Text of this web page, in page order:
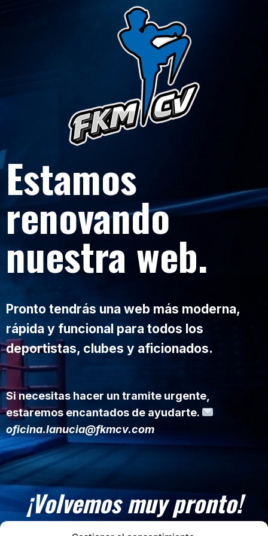
Estamos
renovando
nuestra web.
Pronto tendrás una web más moderna,
rápida y funcional para todos los
deportistas, clubes y aficionados.
Si necesitas hacer un tramite urgente,
estaremos encantados de ayudarte.
oficina.lanucia@fkmcv.com
¡Volvemos muy pronto!